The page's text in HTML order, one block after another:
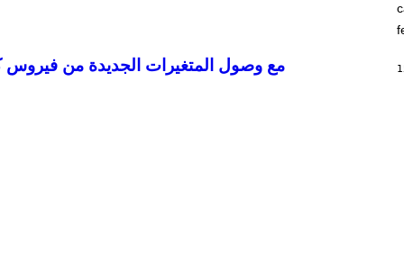
مع وصول المتغيرات الجديدة من فيروس
O
K
E
/